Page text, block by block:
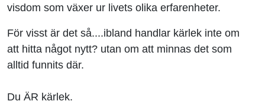
visdom som växer ur livets olika erfarenheter.
För visst är det så....ibland handlar kärlek inte om
att hitta något nytt? utan om att minnas det som
alltid funnits där.
Du ÄR kärlek.